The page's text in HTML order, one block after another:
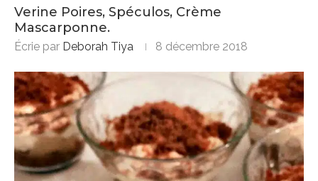
Verine Poires, Spéculos, Crème
Mascarponne.
Écrie par Deborah Tiya 8 décembre 2018